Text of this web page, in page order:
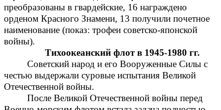
преобразованы в гвардейские, 16 награждено
орденом Красного Знамени, 13 получили почетное
наименование (показ: трофеи советско-японской
войны).
Тихоокеанский флот в 1945-1980 гг.
Советский народ и его Вооруженные Силы с
честью выдержали суровые испытания Великой
Отечественной войны.
После Великой Отечественной войны перед